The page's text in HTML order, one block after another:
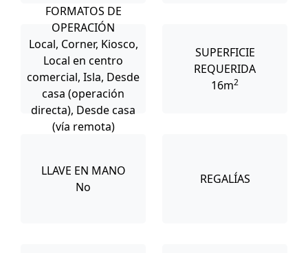
FORMATOS DE
OPERACIÓN
Local, Corner, Kiosco,
Local en centro
comercial, Isla, Desde
casa (operación
directa), Desde casa
(vía remota)
SUPERFICIE
REQUERIDA
16m2
LLAVE EN MANO
No
REGALÍAS